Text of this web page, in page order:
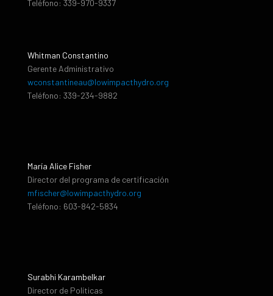
Teléfono: 339-970-9337
Whitman Constantino
Gerente Administrativo
wconstantineau@lowimpacthydro.org
Teléfono: 339-234-9882
María Alice Fisher
Director del programa de certificación
mfischer@lowimpacthydro.org
Teléfono: 603-842-5834
Surabhi Karambelkar
Director de Políticas